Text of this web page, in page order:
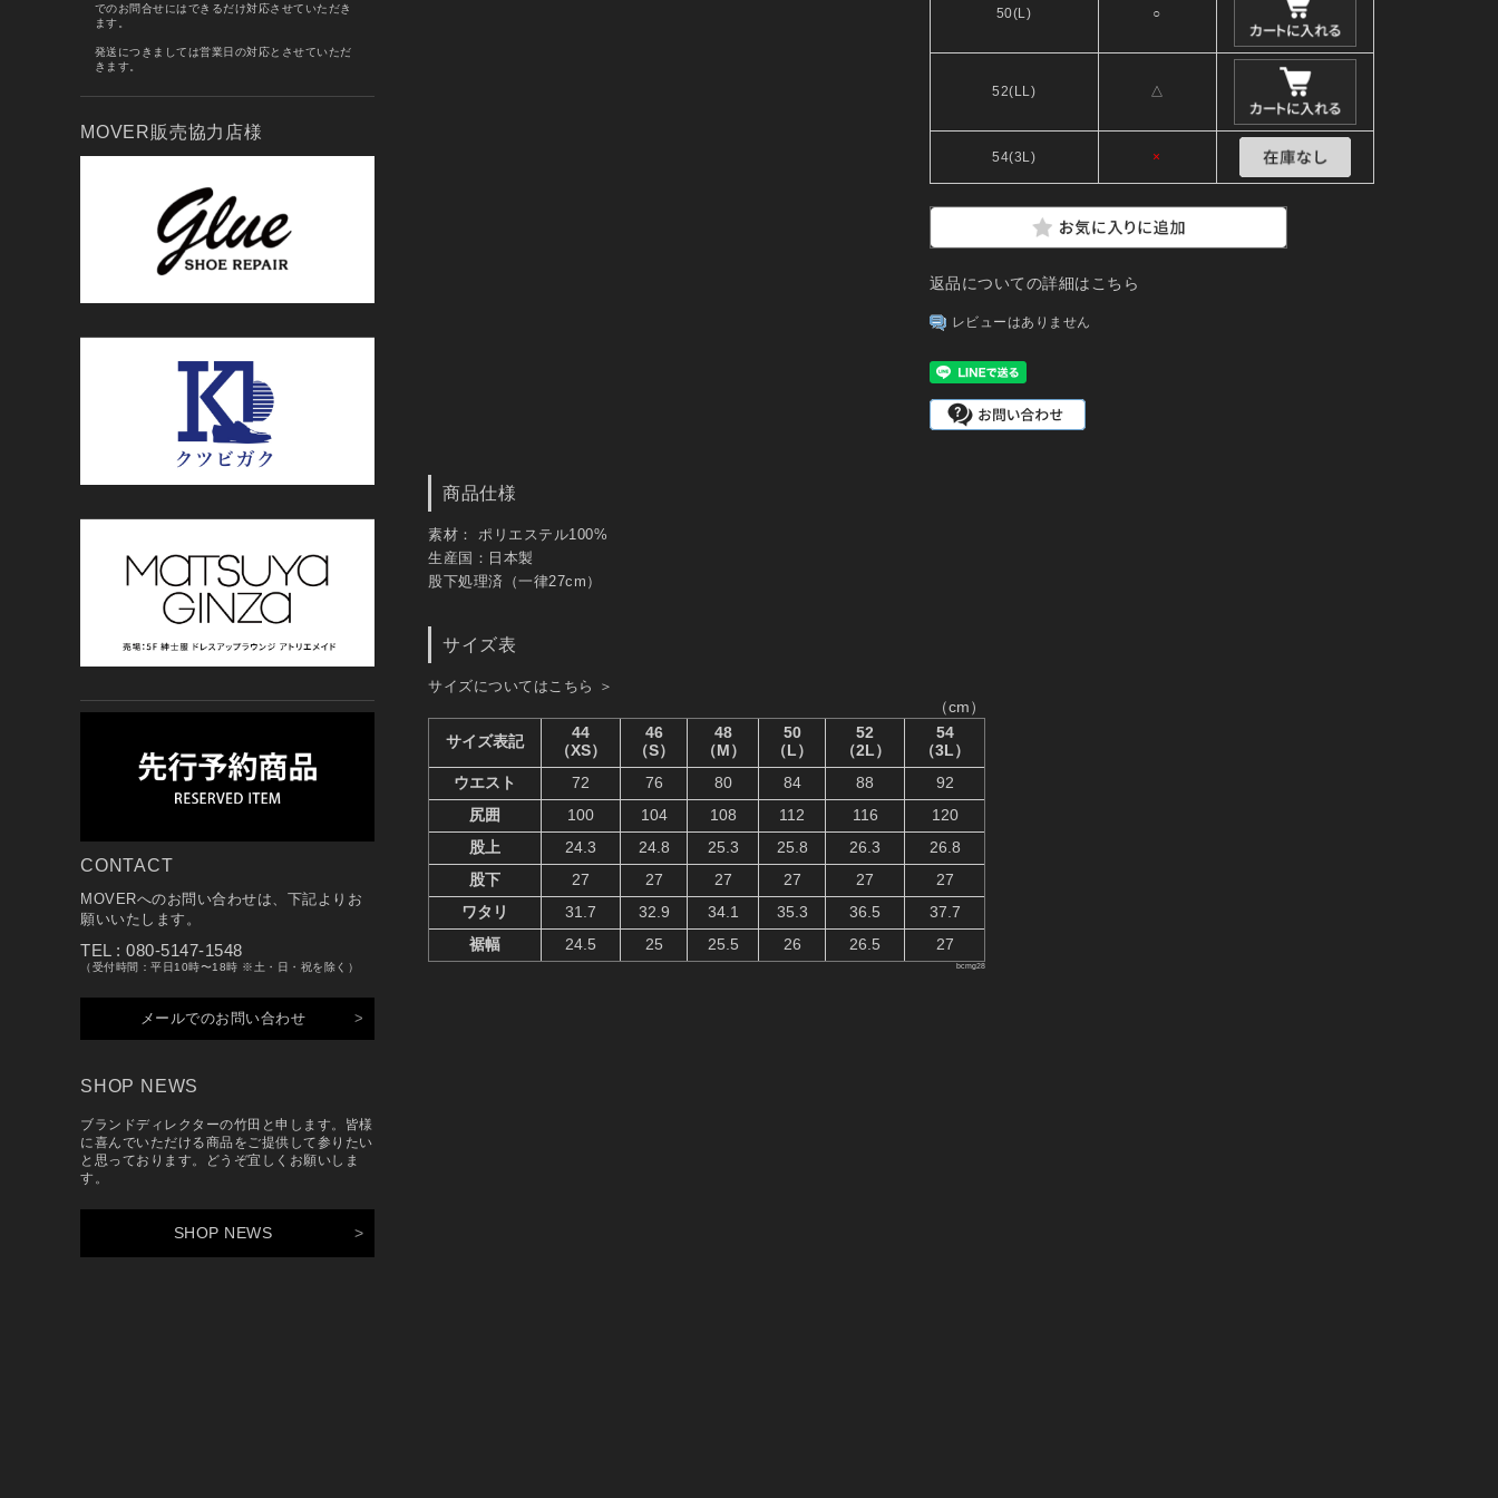
50(L) ○
52(LL) △
54(3L) ×
返品についての詳細はこちら
レビューはありません
商品仕様
素材： ポリエステル100%
生産国：日本製
股下処理済（一律27cm）
サイズ表
サイズについてはこちら ＞
でのお問合せにはできるだけ対応させていただき
ます。
発送につきましては営業日の対応とさせていただ
きます。
MOVER販売協力店様
CONTACT
MOVERへのお問い合わせは、下記よりお
願いいたします。
TEL : 080-5147-1548
（受付時間：平日10時〜18時 ※土・日・祝を除く）
メールでのお問い合わせ
SHOP NEWS
ブランドディレクターの竹田と申します。皆様
に喜んでいただける商品をご提供して参りたい
と思っております。どうぞ宜しくお願いしま
す。
SHOP NEWS